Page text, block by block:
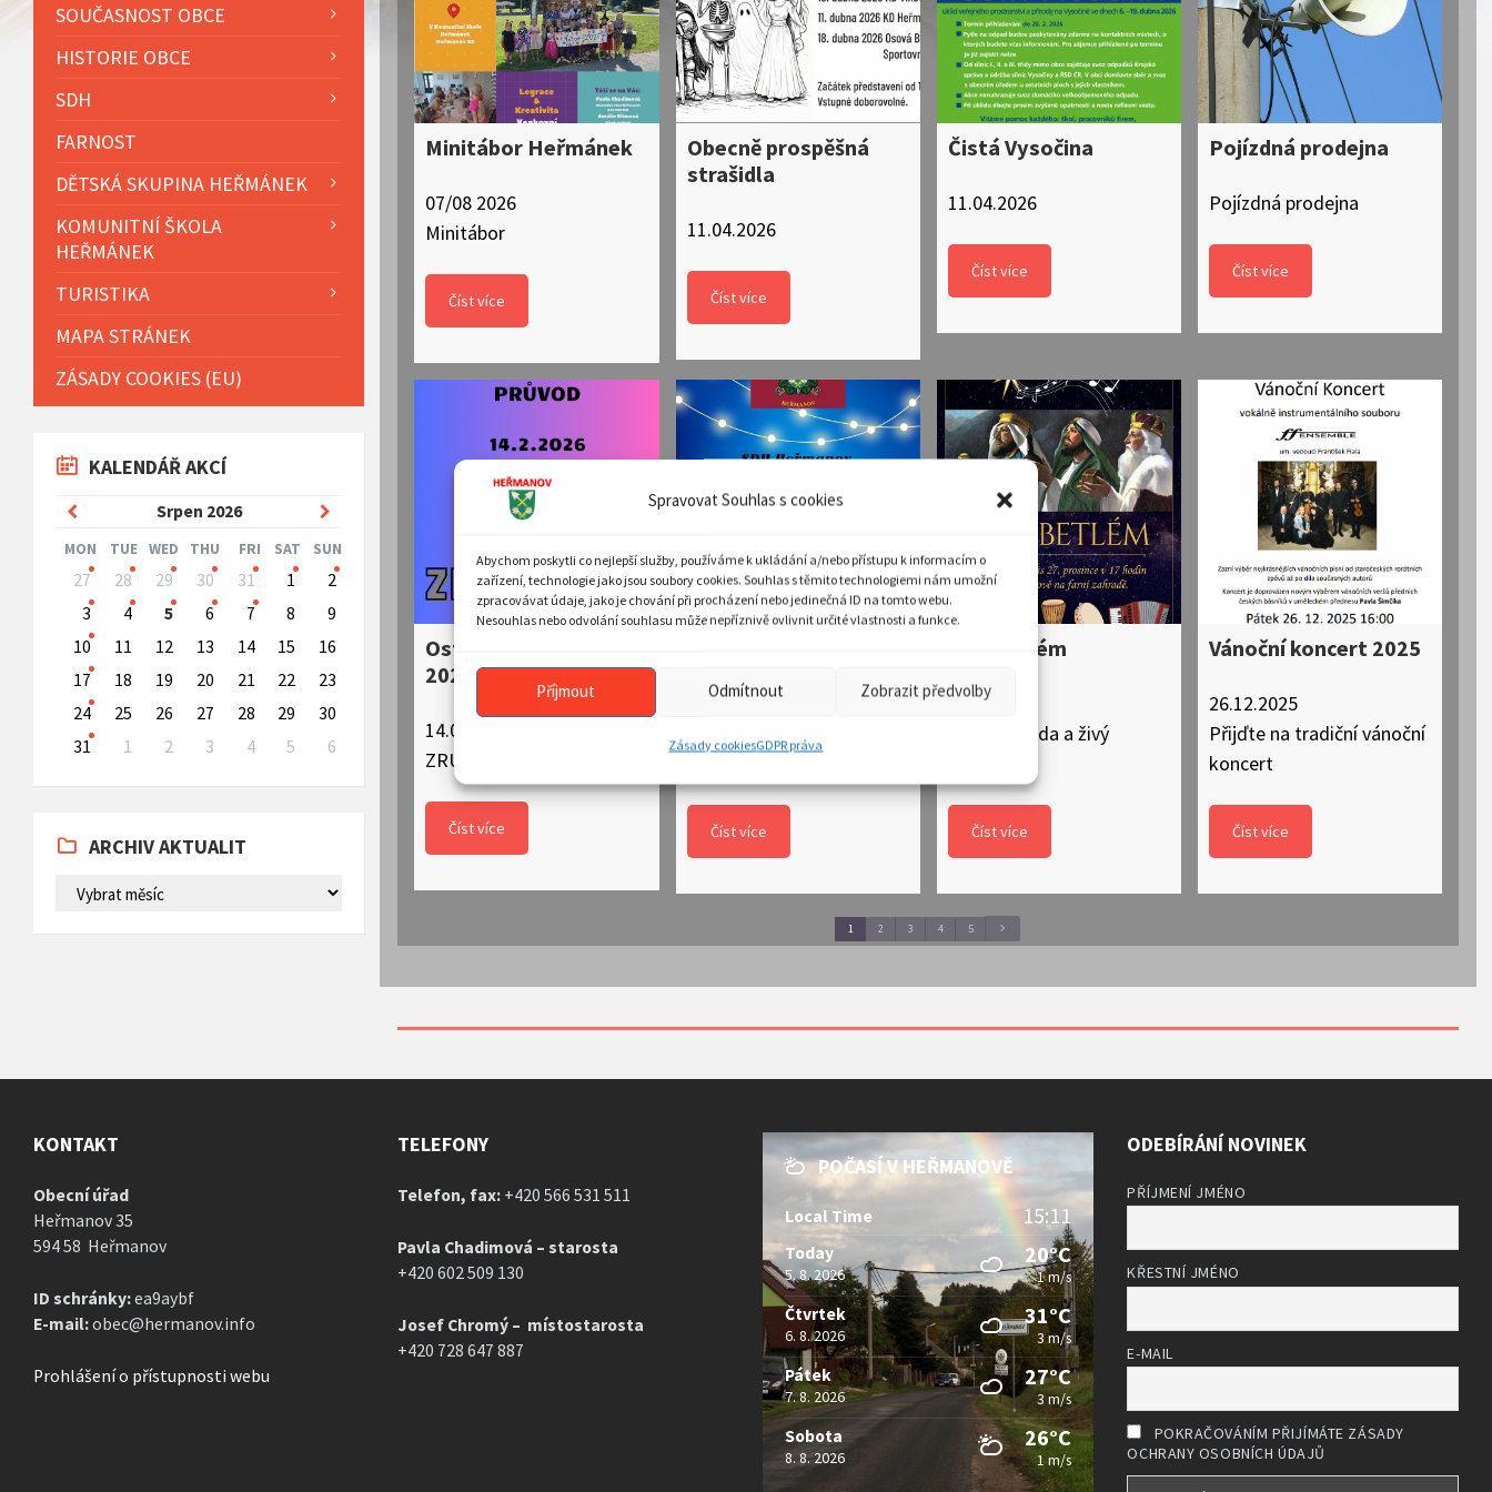
Spravovat Souhlas s cookies
Abychom poskytli co nejlepší služby, používáme k ukládání a/nebo přístupu k informacím o
zařízení, technologie jako jsou soubory cookies. Souhlas s těmito technologiemi nám umožní
zpracovávat údaje, jako je chování při procházení nebo jedinečná ID na tomto webu.
Nesouhlas nebo odvolání souhlasu může nepříznivě ovlivnit určité vlastnosti a funkce.
Příjmout Odmítnout Zobrazit předvolby
Zásady cookiesGDPR práva
Minitábor Heřmánek
07/08 2026
Minitábor
Číst více
Obecně prospěšná
strašidla
11.04.2026
Číst více
Čistá Vysočina
11.04.2026
Číst více
Pojízdná prodejna
Pojízdná prodejna
Číst více
Ostatkový průvod
2026
14.02.2026
ZRUŠENO
Číst více
31.01.2026
SDH Vás zve na tradiční
Číst více
Živý betlém
27.12.2025
Farní zahrada a živý
Číst více
Vánoční koncert 2025
26.12.2025
Přijďte na tradiční vánoční
koncert
Číst více
1 2 3 4 5
SOUČASNOST OBCE
HISTORIE OBCE
SDH
FARNOST
DĚTSKÁ SKUPINA HEŘMÁNEK
KOMUNITNÍ ŠKOLA
HEŘMÁNEK
TURISTIKA
MAPA STRÁNEK
ZÁSADY COOKIES (EU)
KALENDÁŘ AKCÍ
Srpen 2026
Previous
Month
Month
MON TUE WED THU FRI SAT SUN
Skip
calendar
days
27 28 29 30 31 1
2
3
4 5 6 7 8
9
10
11 12 13 14 15
16
17
18 19 20 21 22
23
24
25 26 27 28 29
30
31
1 2 3 4 5
6
to
days
ARCHIV AKTUALIT
ARCHIV
AKTUALIT
KONTAKT
Obecní úřad
Heřmanov 35
594 58 Heřmanov
ID schránky:ea9aybf
E-mail:obec@hermanov.info
Prohlášení o přístupnosti webu
TELEFONY
Telefon, fax: +420 566 531 511
Pavla Chadimová – starosta
+420 602 509 130
Josef Chromý – místostarosta
+420 728 647 887
POČASÍ V HEŘMANOVĚ
Local Time 15:11
Today
5. 8. 2026
20°C
1 m/s
Čtvrtek
6. 8. 2026
31°C
3 m/s
Pátek
7. 8. 2026
27°C
3 m/s
Sobota
8. 8. 2026
26°C
1 m/s
ODEBÍRÁNÍ NOVINEK
PŘÍJMENÍ JMÉNO
KŘESTNÍ JMÉNO
E-MAIL
POKRAČOVÁNÍM PŘIJÍMÁTE ZÁSADY
OCHRANY OSOBNÍCH ÚDAJŮ